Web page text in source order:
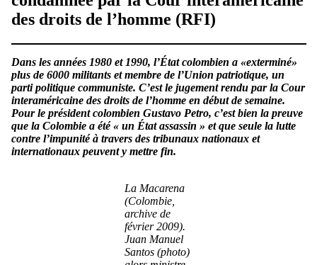
des droits de l’homme (RFI)
Dans les années 1980 et 1990, l’État colombien a «exterminé»
plus de 6000 militants et membre de l’Union patriotique, un
parti politique communiste. C’est le jugement rendu par la Cour
interaméricaine des droits de l’homme en début de semaine.
Pour le président colombien Gustavo Petro, c’est bien la preuve
que la Colombie a été « un État assassin » et que seule la lutte
contre l’impunité à travers des tribunaux nationaux et
internationaux peuvent y mettre fin.
La Macarena
(Colombie,
archive de
février 2009).
Juan Manuel
Santos (photo)